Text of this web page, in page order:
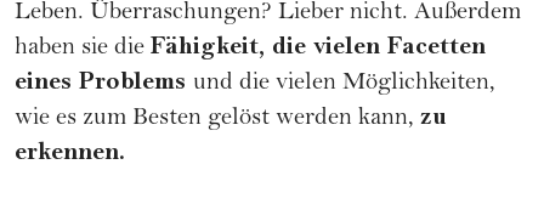
Leben. Überraschungen? Lieber nicht. Außerdem
haben sie die Fähigkeit, die vielen Facetten
eines Problems und die vielen Möglichkeiten,
wie es zum Besten gelöst werden kann, zu
erkennen.